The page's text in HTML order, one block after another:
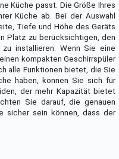
Küche passt. Die Größe Ihres
Küche ab. Bei der Auswahl
Tiefe und Höhe des Geräts
Platz zu berücksichtigen, den
installieren. Wenn Sie eine
kompakten Geschirrspüler
alle Funktionen bietet, die Sie
haben, können Sie sich für
der mehr Kapazität bietet
Sie darauf, die genauen
sicher sein können, dass der